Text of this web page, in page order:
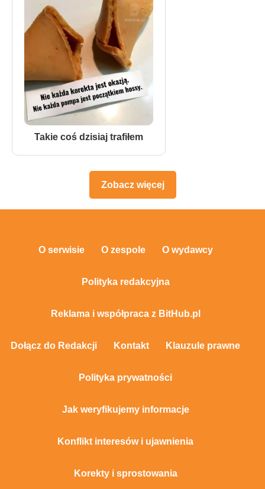
Takie coś dzisiaj trafiłem
Zobacz więcej
O serwisie O zespole O wydawcy
Polityka redakcyjna
Reklama i współpraca z BitHub.pl
Dołącz do Redakcji Kontakt Klauzule prawne
Polityka prywatności
Jak weryfikujemy informacje
Konflikt interesów i ujawnienia
Korekty i sprostowania